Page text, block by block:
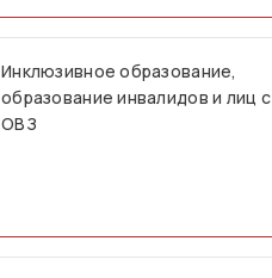
Инклюзивное образование,
образование инвалидов и лиц с
ОВЗ